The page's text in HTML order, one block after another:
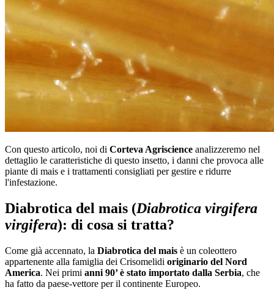
Con questo articolo, noi di Corteva Agriscience analizzeremo nel
dettaglio le caratteristiche di questo insetto, i danni che provoca alle
piante di mais e i trattamenti consigliati per gestire e ridurre
l'infestazione.
Diabrotica del mais (Diabrotica virgifera
virgifera): di cosa si tratta?
Come già accennato, la Diabrotica del mais è un coleottero
appartenente alla famiglia dei Crisomelidi originario del Nord
America. Nei primi anni 90’ è stato importato dalla Serbia, che
ha fatto da paese-vettore per il continente Europeo.